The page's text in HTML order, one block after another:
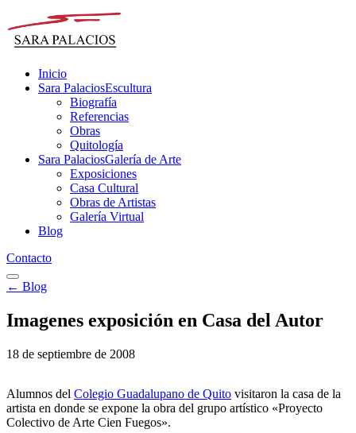
Inicio
Sara PalaciosEscultura
Biografía
Referencias
Obras
Quitología
Sara PalaciosGalería de Arte
Exposiciones
Casa Cultural
Obras de Artistas
Galería Virtual
Blog
Contacto
← Blog
Imagenes exposición en Casa del Autor
18 de septiembre de 2008
Alumnos del Colegio Guadalupano de Quito visitaron la casa de la
artista en donde se expone la obra del grupo artístico «Proyecto
Colectivo de Arte Cien Fuegos».